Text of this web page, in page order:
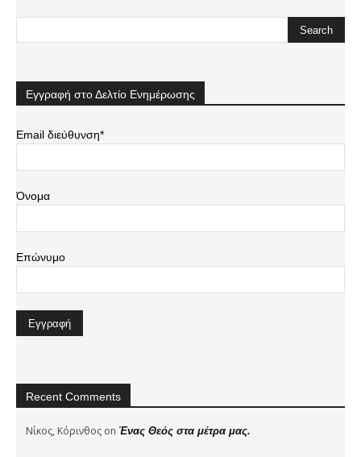
Εγγραφή στο Δελτίο Ενημέρωσης
Email διεύθυνση*
Όνομα
Επώνυμο
Recent Comments
Νίκος, Κόρινθος on Ένας Θεός στα μέτρα μας.